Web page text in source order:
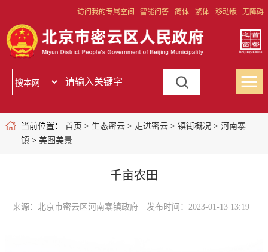
访问我的专属空间 智能问答 简体 繁体 移动版 无障碍
当前位置： 首页 > 生态密云> 走进密云> 镇街概况 > 河南寨
镇> 美图美景
千亩农田
来源：北京市密云区河南寨镇政府 发布时间：2023-01-13 13:19